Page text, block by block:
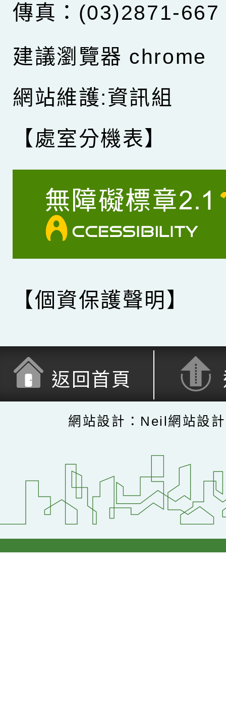
傳真：(03)2871-667
建議瀏覽器 chrome
網站維護:資訊組
【處室分機表】
【個資保護聲明】
返回首頁
網站設計：Neil網站設